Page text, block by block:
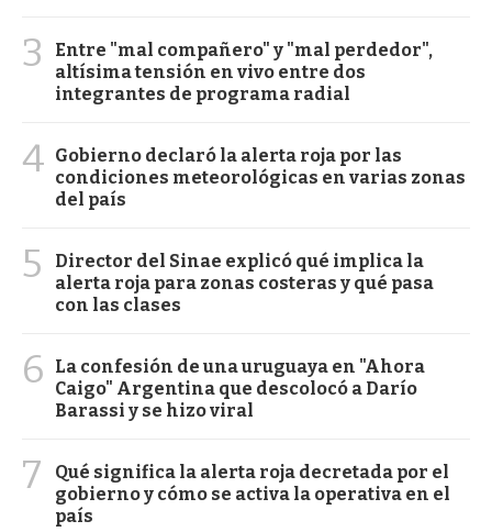
3
Entre "mal compañero" y "mal perdedor",
altísima tensión en vivo entre dos
integrantes de programa radial
4 Gobierno declaró la alerta roja por las
condiciones meteorológicas en varias zonas
del país
5
Director del Sinae explicó qué implica la
alerta roja para zonas costeras y qué pasa
con las clases
6
La confesión de una uruguaya en "Ahora
Caigo" Argentina que descolocó a Darío
Barassi y se hizo viral
7
Qué significa la alerta roja decretada por el
gobierno y cómo se activa la operativa en el
país